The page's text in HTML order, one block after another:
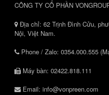
CÔNG TY CỔ PHẦN
Địa chỉ: 62 Trịnh Đình Cửu,
Nội, Việt Nam.
Phone / Zalo: 0354.000.555
Máy bàn: 02422.818.111
Email: info@vonpreen.com